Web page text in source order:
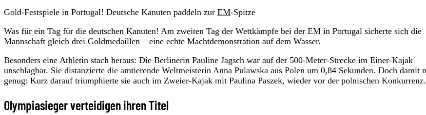
Gold-Festspiele in Portugal! Deutsche Kanuten paddeln zur EM-Spitze
Was für ein Tag für die deutschen Kanuten! Am zweiten Tag der Wettkämpfe bei der EM in Portugal sicherte sich die
Mannschaft gleich drei Goldmedaillen – eine echte Machtdemonstration auf dem Wasser.
Besonders eine Athletin stach heraus: Die Berlinerin Pauline Jagsch war auf der 500-Meter-Strecke im Einer-Kajak
unschlagbar. Sie distanzierte die amtierende Weltmeisterin Anna Pulawska aus Polen um 0,84 Sekunden. Doch damit
genug: Kurz darauf triumphierte sie auch im Zweier-Kajak mit Paulina Paszek, wieder vor der polnischen Konkurrenz.
Olympiasieger verteidigen ihren Titel